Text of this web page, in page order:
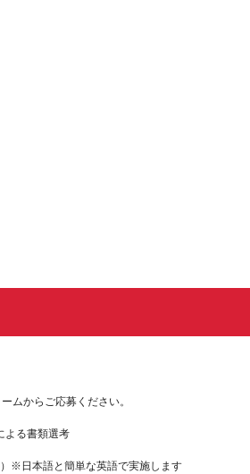
ムからご応募ください。
よる書類選考
※日本語と簡単な英語で実施します